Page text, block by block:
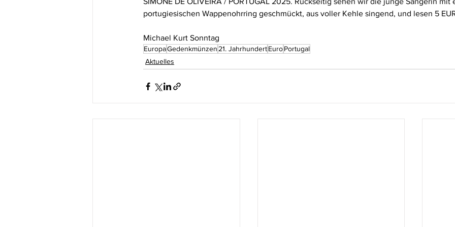
portugiesischen Wappenohrring geschmückt, aus voller Kehle singend, und lesen 5
Michael Kurt Sonntag
EuropaGedenkmünzen 21. JahrhundertEuroPortugal
Aktuelles